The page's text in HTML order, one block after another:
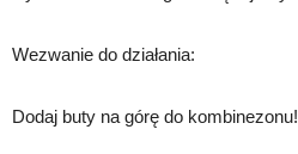
Wezwanie do działania:
Dodaj buty na górę do kombinezonu!